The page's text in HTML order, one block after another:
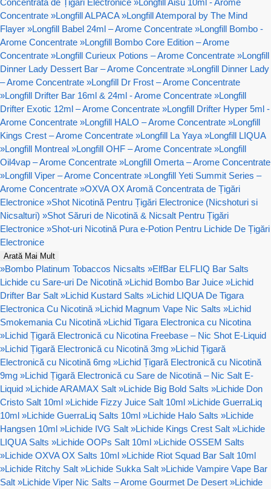
Concentrate »Longfill ALPACA »Longfill Atemporal by The Mind
Flayer »Longfill Babel 24ml – Arome Concentrate »Longfill Bombo -
Arome Concentrate »Longfill Bombo Core Edition – Arome
Concentrate »Longfill Curieux Potions – Arome Concentrate »Longfill
Dinner Lady Dessert Bar – Arome Concentrate »Longfill Dinner Lady
– Arome Concentrate »Longfill Dr Frost – Arome Concentrate
»Longfill Drifter Bar 16ml & 24ml - Arome Concentrate »Longfill
Drifter Exotic 12ml – Arome Concentrate »Longfill Drifter Hyper 5ml -
Arome Concentrate »Longfill HALO – Arome Concentrate »Longfill
Kings Crest – Arome Concentrate »Longfill La Yaya »Longfill LIQUA
»Longfill Montreal »Longfill OHF – Arome Concentrate »Longfill
Oil4vap – Arome Concentrate »Longfill Omerta – Arome Concentrate
»Longfill Viper – Arome Concentrate »Longfill Yeti Summit Series –
Arome Concentrate »OXVA OX Aromă Concentrata de Țigări
Electronice »Shot Nicotină Pentru Țigări Electronice (Nicshoturi si
Nicsalturi) »Shot Săruri de Nicotină & Nicsalt Pentru Țigări
Electronice »Shot-uri Nicotină Pura e-Potion Pentru Lichide De Țigări
Electronice
Arată Mai Mult
»Bombo Platinum Tobaccos Nicsalts »ElfBar ELFLIQ Bar Salts
Lichide cu Sare-uri De Nicotină »Lichid Bombo Bar Juice »Lichid
Drifter Bar Salt »Lichid Kustard Salts »Lichid LIQUA De Tigara
Electronica Cu Nicotină »Lichid Magnum Vape Nic Salts »Lichid
Smokemania Cu Nicotină »Lichid Tigara Electronica cu Nicotina
»Lichid Țigară Electronică cu Nicotina Freebase – Nic Shot E-Liquid
»Lichid Țigară Electronică cu Nicotină 3mg »Lichid Țigară
Electronică cu Nicotină 6mg »Lichid Țigară Electronică cu Nicotină
9mg »Lichid Țigară Electronică cu Sare de Nicotină – Nic Salt E-
Liquid »Lichide ARAMAX Salt »Lichide Big Bold Salts »Lichide Don
Cristo Salt 10ml »Lichide Fizzy Juice Salt 10ml »Lichide GuerraLiq
10ml »Lichide GuerraLiq Salts 10ml »Lichide Halo Salts »Lichide
Hangsen 10ml »Lichide IVG Salt »Lichide Kings Crest Salt »Lichide
LIQUA Salts »Lichide OOPs Salt 10ml »Lichide OSSEM Salts
»Lichide OXVA OX Salts 10ml »Lichide Riot Squad Bar Salt 10ml
»Lichide Ritchy Salt »Lichide Sukka Salt »Lichide Vampire Vape Bar
Salt »Lichide Viper Nic Salts – Arome Gourmet De Desert »Lichide